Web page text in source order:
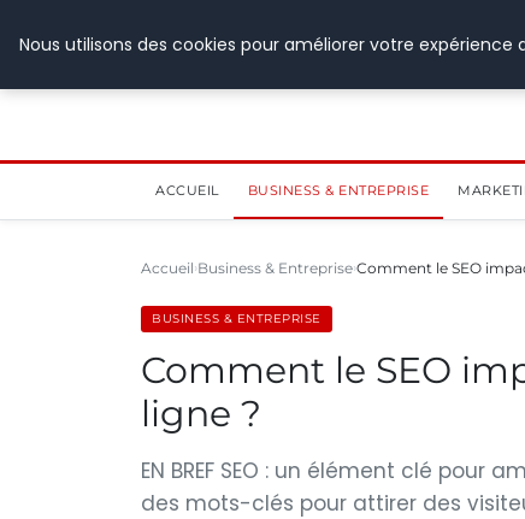
ACCUEIL BUSINESS & ENTREPRISE
Accueil Business & Entreprise Comment le SEO
BUSINESS & ENTREPRISE
Comment le SEO
ligne ?
EN BREF SEO : un élément clé pour
des mots-clés pour attirer des
Nous utilisons des cookies pour améliorer votre